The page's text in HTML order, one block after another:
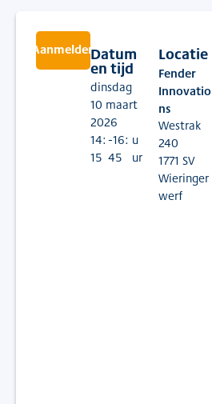
#Samenwerken #Water
AanmeldenDatum
en tijd
dinsdag
10 maart
2026
14:
15
-16:
45
u
ur
Locatie
Fender
Innovatio
ns
Westrak
240
1771 SV
Wieringer
werf